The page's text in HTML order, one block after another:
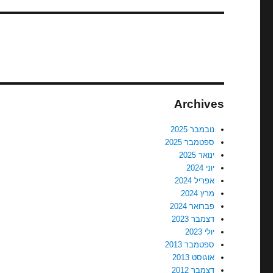
Archives
נובמבר 2025
ספטמבר 2025
ינואר 2025
יוני 2024
אפריל 2024
מרץ 2024
פברואר 2024
דצמבר 2023
יולי 2023
ספטמבר 2013
אוגוסט 2013
דצמבר 2012